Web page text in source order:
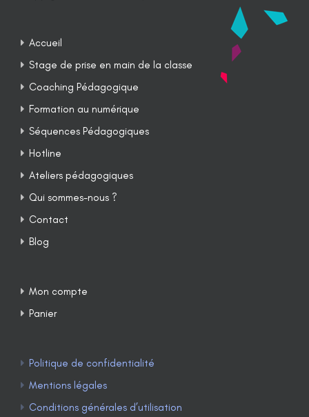
Accueil
Stage de prise en main de la classe
Coaching Pédagogique
Formation au numérique
Séquences Pédagogiques
Hotline
Ateliers pédagogiques
Qui sommes-nous ?
Contact
Blog
Mon compte
Panier
Politique de confidentialité
Mentions légales
Conditions générales d’utilisation